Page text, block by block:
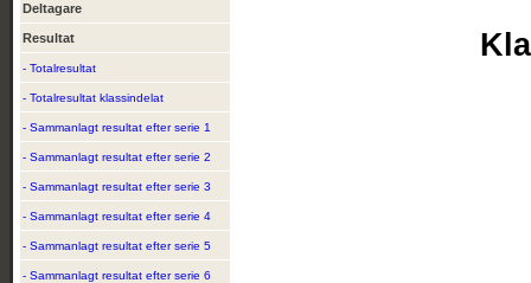
Deltagare
Resultat
- Totalresultat
- Totalresultat klassindelat
- Sammanlagt resultat efter serie 1
- Sammanlagt resultat efter serie 2
- Sammanlagt resultat efter serie 3
- Sammanlagt resultat efter serie 4
- Sammanlagt resultat efter serie 5
- Sammanlagt resultat efter serie 6